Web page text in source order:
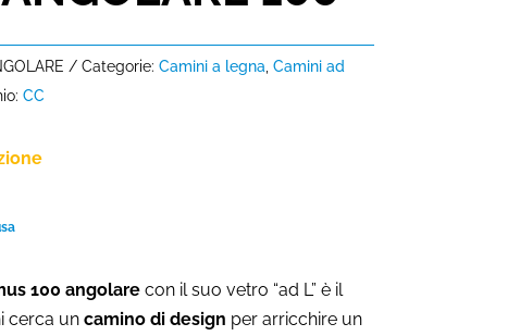
Categorie: Camini a legna Camini ad
CC
100 angolarecon il suo vetro “ad L” è il
cerca un camino di design per arricchire un